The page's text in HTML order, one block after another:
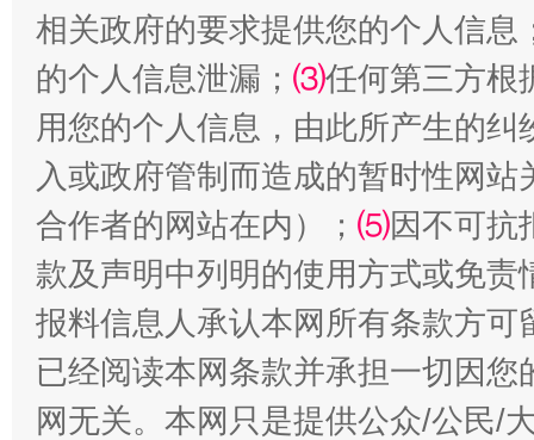
相关政府的要求提供您的个人信息
的个人信息泄漏； ⑶任何第三方根
用您的个人信息，由此所产生的纠
入或政府管制而造成的暂时性网
合作者的网站在内）； ⑸因不可抗
款及声明中列明的使用方式或免责
报料信息人承认本网所有条款方
已经阅读本网条款并承担一切因
网无关。本网只是提供公众/公民/